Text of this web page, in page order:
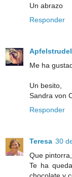
Un abrazo
Responder
Me ha
Un besito,
Sandra von
Responder
Teresa 30
Que
Te ha